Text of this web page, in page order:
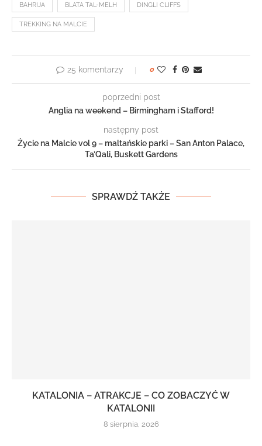
BAHRIJA BLATA TAL-MELH DINGLI CLIFFS
TREKKING NA MALCIE
25 komentarzy 0
poprzedni post
Anglia na weekend – Birmingham i Stafford!
następny post
Życie na Malcie vol 9 – maltańskie parki – San Anton Palace,
Ta’Qali, Buskett Gardens
SPRAWDŹ TAKŻE
KATALONIA – ATRAKCJE – CO ZOBACZYĆ W
KATALONII
8 sierpnia, 2026